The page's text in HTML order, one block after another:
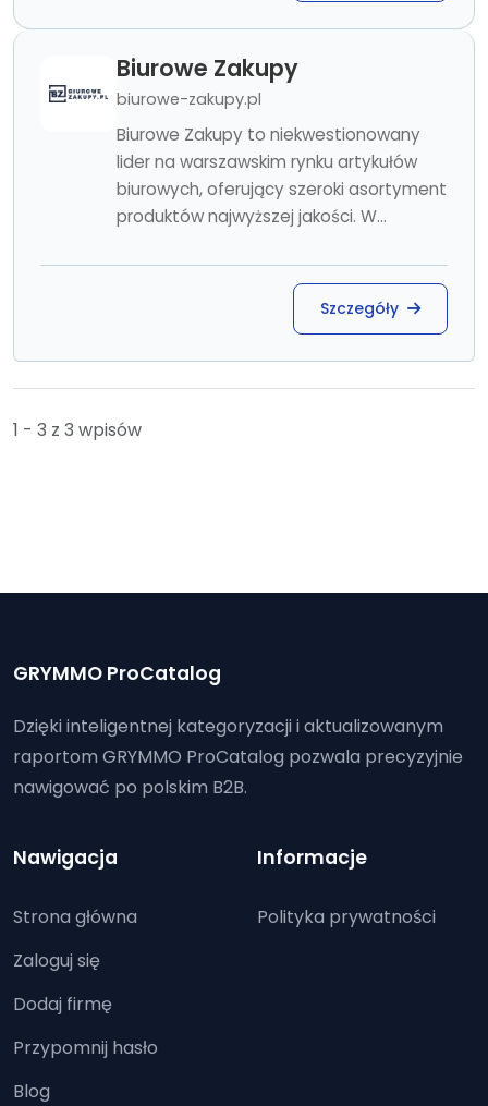
Biurowe Zakupy
biurowe-zakupy.pl
Biurowe Zakupy to niekwestionowany
lider na warszawskim rynku artykułów
biurowych, oferujący szeroki asortyment
produktów najwyższej jakości. W...
Szczegóły
1 - 3 z 3 wpisów
GRYMMO ProCatalog
Dzięki inteligentnej kategoryzacji i aktualizowanym
raportom GRYMMO ProCatalog pozwala precyzyjnie
nawigować po polskim B2B.
Nawigacja
Strona główna
Zaloguj się
Dodaj firmę
Przypomnij hasło
Blog
Informacje
Polityka prywatności